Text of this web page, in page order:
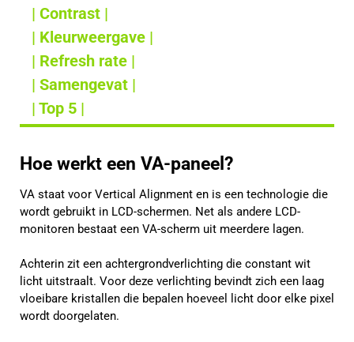
| Contrast |
| Kleurweergave |
| Refresh rate |
| Samengevat |
| Top 5 |
Hoe werkt een VA-paneel?
VA staat voor Vertical Alignment en is een technologie die
wordt gebruikt in LCD-schermen. Net als andere LCD-
monitoren bestaat een VA-scherm uit meerdere lagen.
Achterin zit een achtergrondverlichting die constant wit
licht uitstraalt. Voor deze verlichting bevindt zich een laag
vloeibare kristallen die bepalen hoeveel licht door elke pixel
wordt doorgelaten.